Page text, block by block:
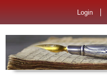
Login